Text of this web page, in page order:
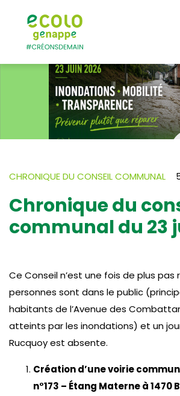
Ecolo –
CHRONIQUE DU CONSEIL COMMUNAL
Chronique du
communal du 23
Ce Conseil n’est une fois de plus pas
personnes sont dans le public
habitants de l’Avenue des
atteints par les inondations) et un
Rucquoy est absente.
Création d’une voirie
n°173 – Étang Materne à 1470